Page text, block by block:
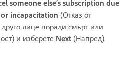
someone else’s subscription due
incapacitation (Отказ от
лице поради смърт или
и изберете Next (Напред).